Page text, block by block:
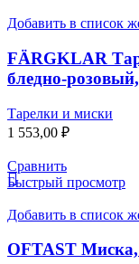
Добавить в список
FÄRGKLAR
бледно-
Тарелки и миски
1 553,00 ₽
Сравнить
Быстрый просмотр
Добавить в список
OFTAST